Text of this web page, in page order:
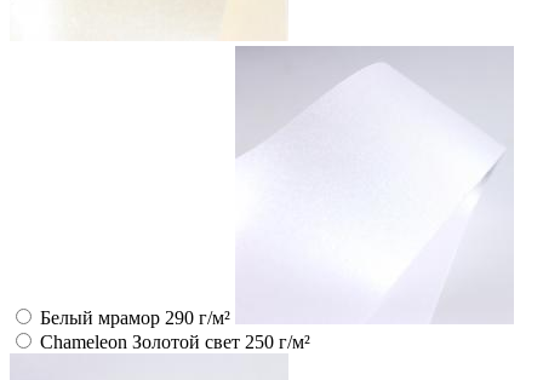
Белый мрамор 290 г/м²
Chameleon Золотой свет 250 г/м²